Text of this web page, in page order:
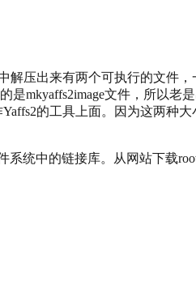
压出来有两个可执行的文件
mkyaffs2image文件，所以老
的工具上面。因为这两种
统中的链接库。从网站下载